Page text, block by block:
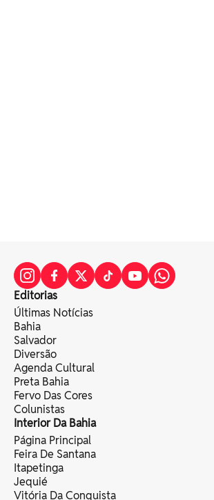
Editorias
Últimas Notícias
Bahia
Salvador
Diversão
Agenda Cultural
Preta Bahia
Fervo Das Cores
Colunistas
Interior Da Bahia
Página Principal
Feira De Santana
Itapetinga
Jequié
Vitória Da Conquista